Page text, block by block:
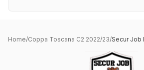
Home/Coppa Toscana C2 2022/23/Secur Job